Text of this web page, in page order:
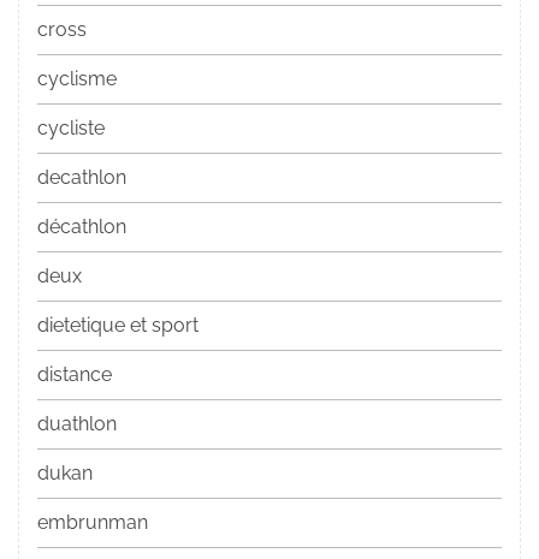
cross
cyclisme
cycliste
decathlon
décathlon
deux
dietetique et sport
distance
duathlon
dukan
embrunman